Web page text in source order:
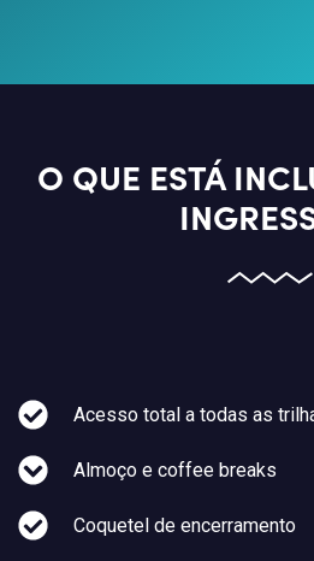
O QUE ESTÁ
Acesso total a todas as
Almoço e coffee breaks
Coquetel de encerramento